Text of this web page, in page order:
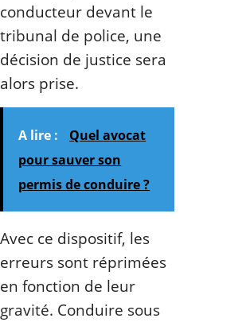
conducteur devant le
tribunal de police, une
décision de justice sera
alors prise.
A lire :
Quel avocat
pour sauver son
permis de conduire ?
Avec ce dispositif, les
erreurs sont réprimées
en fonction de leur
gravité. Conduire sous